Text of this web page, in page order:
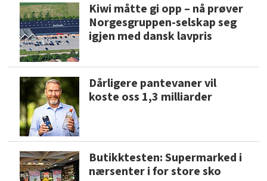
Kiwi måtte gi opp – nå prøver
Norgesgruppen-selskap seg
igjen med dansk lavpris
Dårligere pantevaner vil
koste oss 1,3 milliarder
Butikktesten: Supermarked i
nærsenter i for store sko